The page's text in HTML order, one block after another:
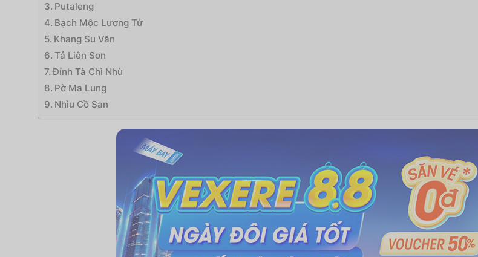
Putaleng
Bạch Mộc Lương Tử
Khang Su Văn
Tả Liên Sơn
Đỉnh Tà Chì Nhù
Pờ Ma Lung
Nhìu Cồ San